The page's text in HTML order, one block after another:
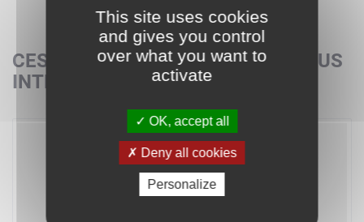
CES SETS POURRAIENT AUSSI VOUS
INTÉRESSER
This site uses cookies
and gives you control
over what you want to
activate
OK, accept all
Deny all cookies
Personalize